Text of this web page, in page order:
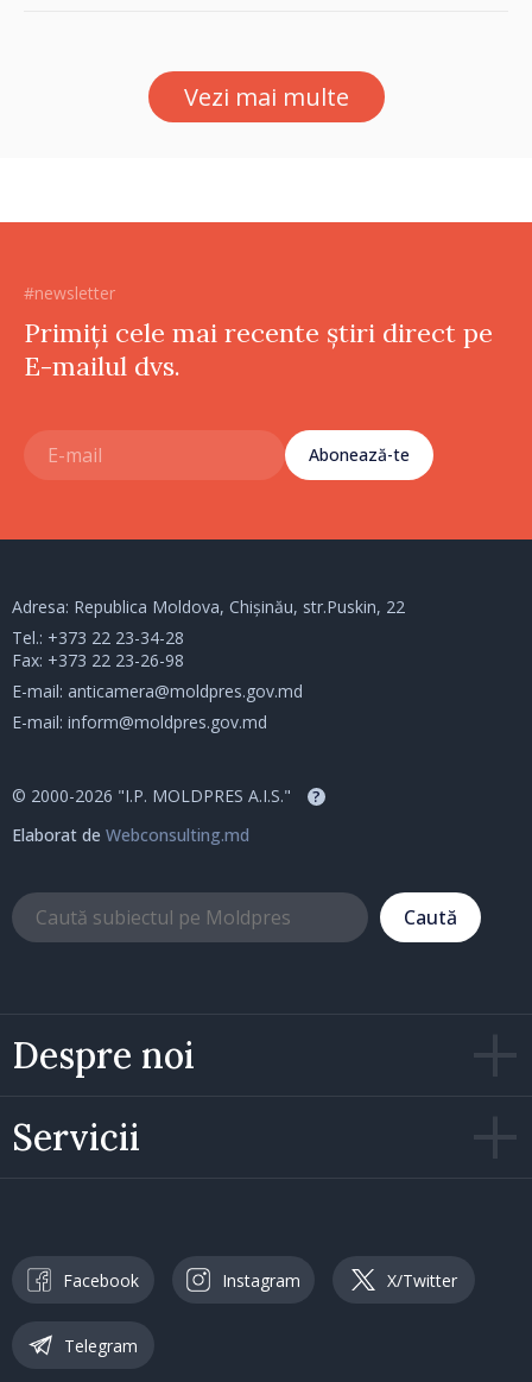
Petra Lärke
Vezi mai multe
#newsletter
Primiți cele mai recente știri direct pe
E-mailul dvs.
Abonează-te
Despre noi
Servicii
Adresa: Republica Moldova, Chișinău, str.Puskin, 22
Tel.: +373 22 23-34-28
Fax: +373 22 23-26-98
E-mail: anticamera@moldpres.gov.md
E-mail: inform@moldpres.gov.md
© 2000-2026 "I.P. MOLDPRES A.I.S." ?
Elaborat de Webconsulting.md
Caută
Facebook Instagram X/Twitter
Telegram